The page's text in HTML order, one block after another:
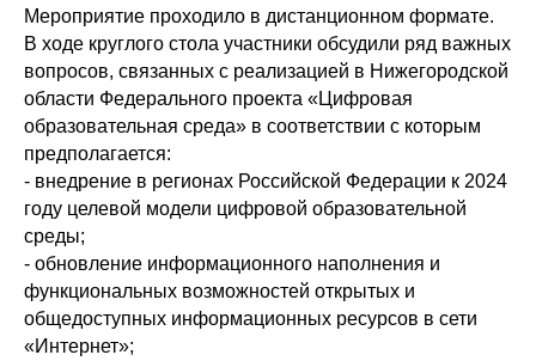
Мероприятие проходило в дистанционном формате.
В ходе круглого стола участники обсудили ряд важных
вопросов, связанных с реализацией в Нижегородской
области Федерального проекта «Цифровая
образовательная среда» в соответствии с которым
предполагается:
- внедрение в регионах Российской Федерации к 2024
году целевой модели цифровой образовательной
среды;
- обновление информационного наполнения и
функциональных возможностей открытых и
общедоступных информационных ресурсов в сети
«Интернет»;